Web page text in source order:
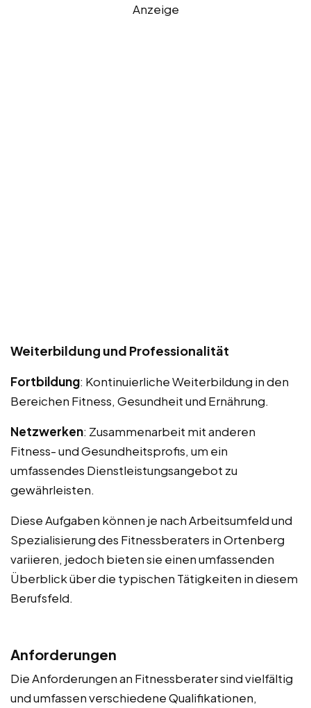
Anzeige
Weiterbildung und Professionalität
Fortbildung: Kontinuierliche Weiterbildung in den
Bereichen Fitness, Gesundheit und Ernährung.
Netzwerken: Zusammenarbeit mit anderen
Fitness- und Gesundheitsprofis, um ein
umfassendes Dienstleistungsangebot zu
gewährleisten.
Diese Aufgaben können je nach Arbeitsumfeld und
Spezialisierung des Fitnessberaters in Ortenberg
variieren, jedoch bieten sie einen umfassenden
Überblick über die typischen Tätigkeiten in diesem
Berufsfeld.
Anforderungen
Die Anforderungen an Fitnessberater sind vielfältig
und umfassen verschiedene Qualifikationen,